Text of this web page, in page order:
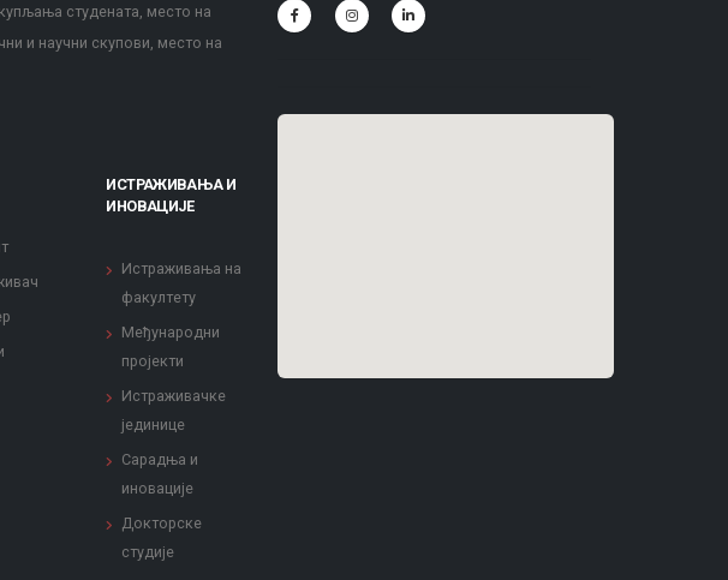
студената, место на
и научни скупови, место на
ИСТРАЖИВАЊА И
ИНОВАЦИЈЕ
Истраживања на
факултету
Међународни
пројекти
Истраживачке
јединице
Сарадња и
иновације
Докторске
студије